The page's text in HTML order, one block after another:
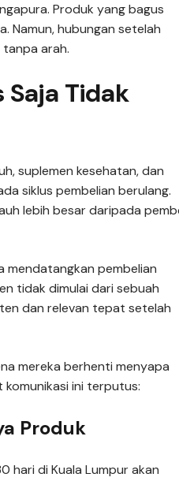
Produk yang bagus
Namun, hubungan setelah
arah.
Tidak
suplemen kesehatan, dan
siklus pembelian berulang.
lebih besar daripada
mendatangkan pembelian
tidak dimulai dari sebuah
dan relevan tepat setelah
mereka berhenti menyapa
ini terputus:
Produk
hari di Kuala Lumpur akan